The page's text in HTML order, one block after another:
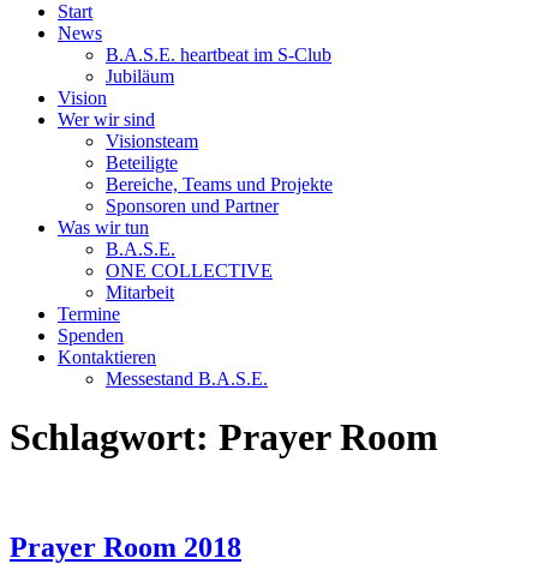
Start
News
B.A.S.E. heartbeat im S-Club
Jubiläum
Vision
Wer wir sind
Visionsteam
Beteiligte
Bereiche, Teams und Projekte
Sponsoren und Partner
Was wir tun
B.A.S.E.
ONE COLLECTIVE
Mitarbeit
Termine
Spenden
Kontaktieren
Messestand B.A.S.E.
Schlagwort: Prayer Room
Prayer Room 2018